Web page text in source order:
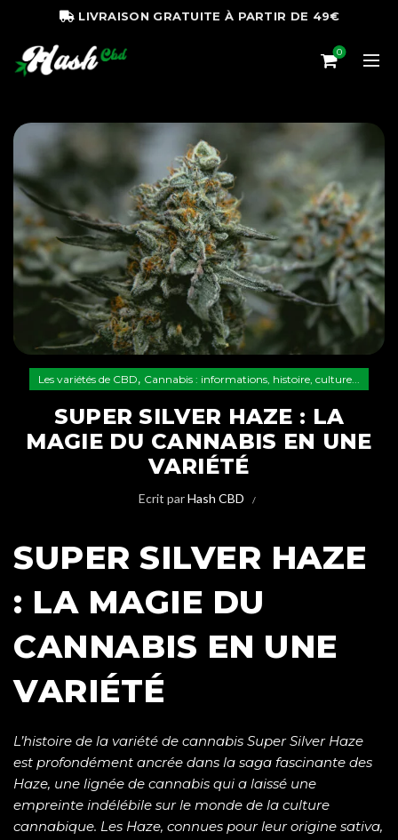
LIVRAISON GRATUITE À PARTIR DE 49€
0
Les variétés de CBD, Cannabis : informations, histoire, culture...
SUPER SILVER HAZE : LA
MAGIE DU CANNABIS EN UNE
VARIÉTÉ
Ecrit parHash CBD
SUPER SILVER HAZE
: LA MAGIE DU
CANNABIS EN UNE
VARIÉTÉ
L’histoire de la variété de cannabis Super Silver Haze
est profondément ancrée dans la saga fascinante des
Haze, une lignée de cannabis qui a laissé une
empreinte indélébile sur le monde de la culture
cannabique. Les Haze, connues pour leur origine sativa,